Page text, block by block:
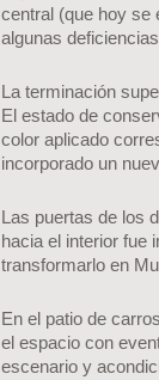
central (que hoy se
algunas
La terminación
El estado de
color aplicado
incorporado un
Las puertas de los
hacia el interior fue
transformarlo en
En el patio de
el espacio con
escenario y